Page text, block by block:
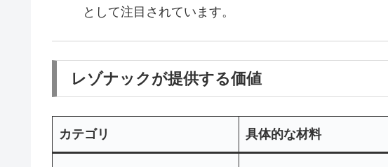
として注目されています。
レゾナックが提供する価値
カテゴリ 具体的な材料